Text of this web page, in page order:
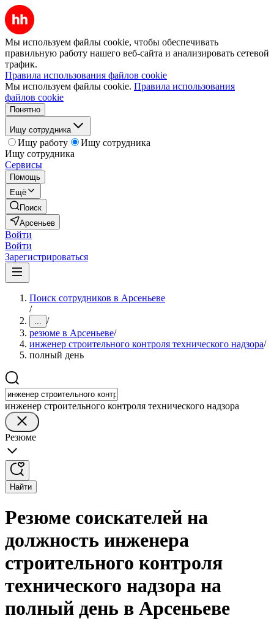
Мы используем файлы cookie, чтобы обеспечивать
правильную работу нашего веб-сайта и анализировать сетевой
трафик.
Правила использования файлов cookie
Мы используем файлы cookie. Правила использования
файлов cookie
Понятно
Ищу сотрудника
Ищу работу
Ищу сотрудника
Ищу сотрудника
Сервисы
Помощь
Ещё
Поиск
Арсеньев
Войти
Войти
Зарегистрироваться
Поиск сотрудников в Арсеньеве
/
... /
резюме в Арсеньеве/
инженер строительного контроля технического надзора/
полный день
инженер строительного контроля технического надзора
Резюме
Найти
Резюме соискателей на
должность инженера
строительного контроля
технического надзора на
полный день в Арсеньеве